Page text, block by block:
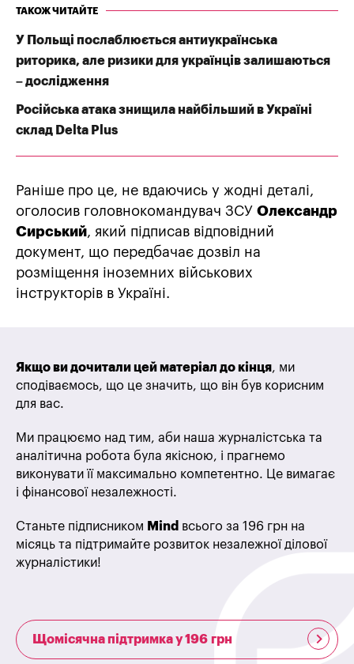
ТАКОЖ ЧИТАЙТЕ
У Польщі послаблюється антиукраїнська
риторика, але ризики для українців залишаються
– дослідження
Російська атака знищила найбільший в Україні
склад Delta Plus
Раніше про це, не вдаючись у жодні деталі,
оголосив головнокомандувач ЗСУ Олександр
Сирський, який підписав відповідний
документ, що передбачає дозвіл на
розміщення іноземних військових
інструкторів в Україні.
Якщо ви дочитали цей матеріал до кінця, ми
сподіваємось, що це значить, що він був корисним
для вас.
Ми працюємо над тим, аби наша журналістська та
аналітична робота була якісною, і прагнемо
виконувати її максимально компетентно. Це вимагає
і фінансової незалежності.
Станьте підписником Mind всього за 196 грн на
місяць та підтримайте розвиток незалежної ділової
журналістики!
Щомісячна підтримка у 196 грн